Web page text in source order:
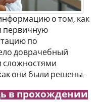
о том, как
первичную
по
доврачебный
сложностями
они были решены.
в прохождении